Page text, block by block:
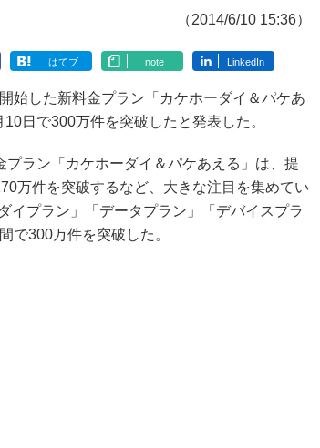
（2014/6/10 15:36）
はてブ note LinkedIn
始した新料金プラン「カケホーダイ＆パケあ
日で300万件を突破したと発表した。
ラン「カケホーダイ＆パケあえる」は、提
万件を突破するなど、大きな注目を集めてい
イプラン」「データプラン」「デバイスプラ
で300万件を突破した。